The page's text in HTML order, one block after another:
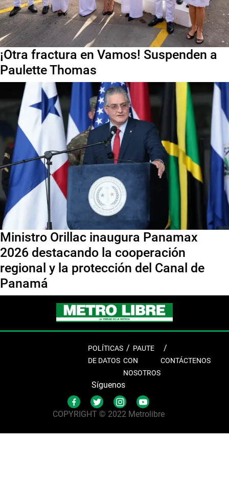
¡Otra fractura en Vamos! Suspenden a
Paulette Thomas
Ministro Orillac inaugura Panamax
2026 destacando la cooperación
regional y la protección del Canal de
Panamá
POLÍTICAS
DE DATOS
PAUTE
CON
NOSOTROS
CONTÁCTENOS
Síguenos
COPYRIGHT © 2022 Metrolibre